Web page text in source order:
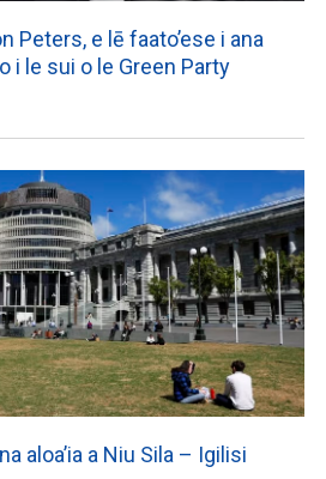
Peters, e lē faato’ese i ana
i le sui o le Green Party
aloa’ia a Niu Sila – Igilisi